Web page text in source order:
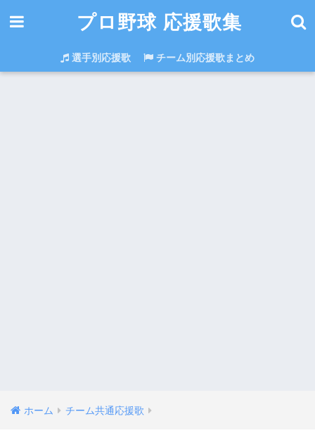
プロ野球 応援歌集
選手別応援歌 チーム別応援歌まとめ
ホーム チーム共通応援歌